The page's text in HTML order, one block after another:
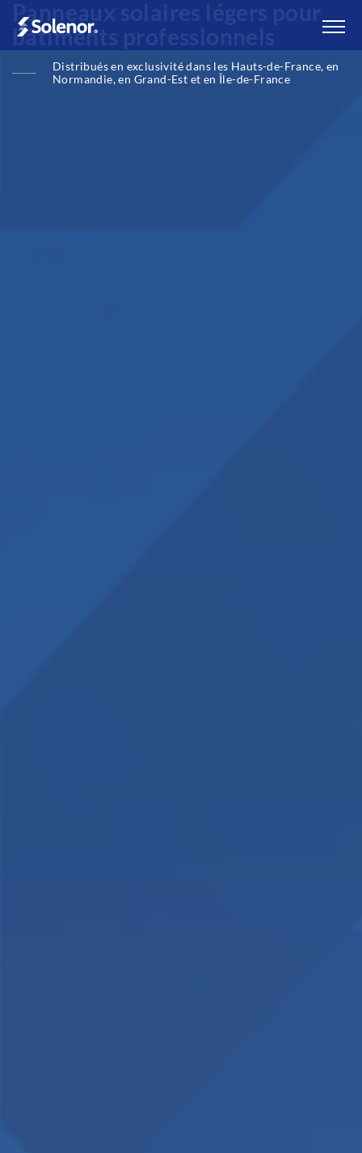
Panneaux solaires légers pour
bâtiments professionnels
Distribués en exclusivité dans les Hauts-de-France, en
Normandie, en Grand-Est et en Île-de-France